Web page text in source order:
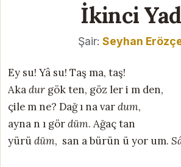
İkinci
Şair: Seyhan
Ey su! Yâ su! Taş ma, taş!
Akadur gök ten, göz ler i m den,
çile m ne? Dağ ı na vardum,
ayna n ı gördüm. Ağaç tan
yürüdüm, san a bürün ü yor um.